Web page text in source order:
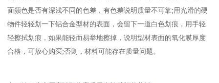
面颜色是否有深浅不同的色差，有色差说明质量不可靠;用光滑的硬
物件轻轻划一下铝合金型材的表面，会留下一道白色划痕，用手轻
轻擦拭划痕，如果能轻而易举地擦掉，说明型材表面的氧化膜厚度
合格，可放心购买;否则，材料可能存在质量问题。